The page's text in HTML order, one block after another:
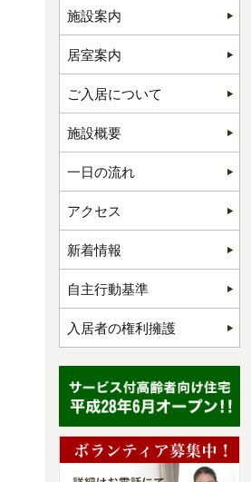
施設案内
居室案内
ご入居について
施設概要
一日の流れ
アクセス
新着情報
自主行動基準
入居者の権利擁護